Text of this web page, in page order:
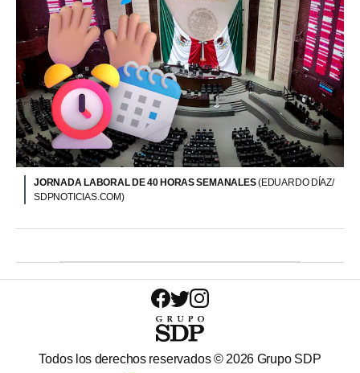
JORNADA LABORAL DE 40 HORAS SEMANALES(EDUARDO DÍAZ/
SDPNOTICIAS.COM)
Todos los derechos reservados © 2026 Grupo SDP